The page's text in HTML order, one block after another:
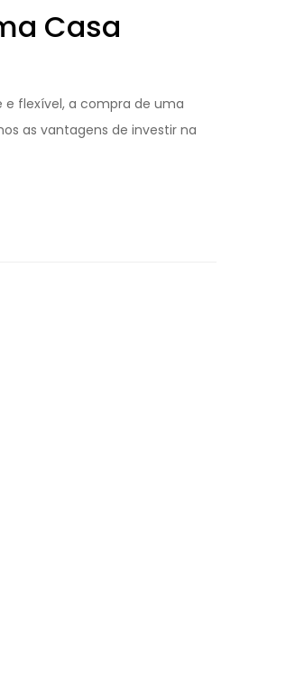
Casa
flexível, a compra de uma
as vantagens de investir na